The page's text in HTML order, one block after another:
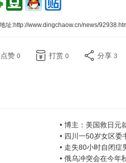
址:http://www.dingchaow.cn/news/
点赞 0 打赏 0 分享 3
• 博主：美国救日元
• 四川一50岁女区委
• 走失80小时自闭症
• 俄乌冲突会在今年